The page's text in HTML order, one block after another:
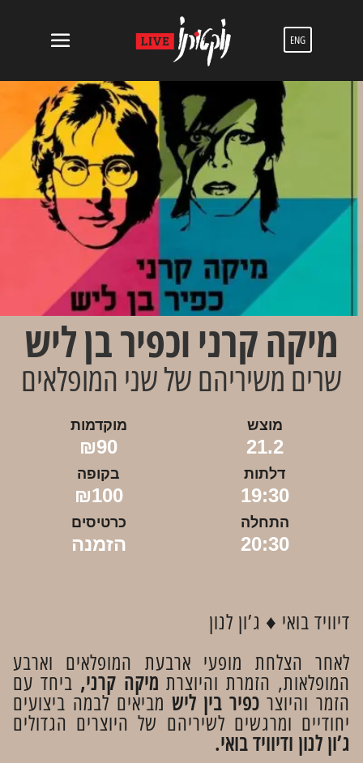
ENG
מיקה קרני וכפיר בן ליש
שרים משיריהם של שני המופלאים
מוצש
21.2
מוקדמות
₪90
דלתות
19:30
בקופה
₪100
התחלה
20:30
כרטיסים
הזמנה
דיוויד בואי ♦ ג’ון לנון
לאחר הצלחת מופעי ארבעת המופלאים וארבע
המופלאות, הזמרת והיוצרת מיקה קרני, ביחד עם
הזמר והיוצר כפיר בין ליש מביאים לבמה ביצועים
יחודיים ומרגשים לשיריהם של היוצרים הגדולים
ג’ון לנון ודיוויד בואי.